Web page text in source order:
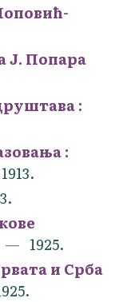
Ј. Попара
:
:
1913.
1925.
и Срба